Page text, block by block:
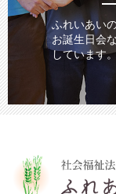
ふれいあい
お誕生日会
しています